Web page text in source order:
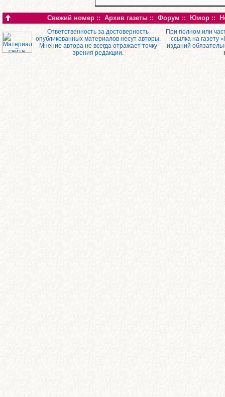
Свежий номер :: Архив газеты :: Форум :: Юмор ::
Ответственность за достоверность
опубликованных материалов несут авторы.
Мнение автора не всегда отражает точку
зрения редакции.
При полном или
ссылка на газету
изданий